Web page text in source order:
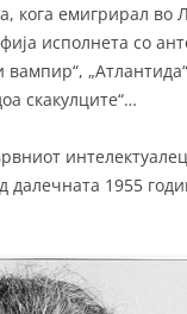
кога емигрирал во
исполнета со
вампир“,
скакулците“…
далечната 1955